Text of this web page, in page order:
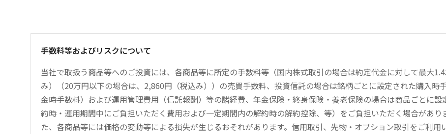
手数料等およびリスクについて
当社で取扱う商品等へのご投資には、各商品等に所定の手数料等（国内株式取引の場合は約定代金に対して最大
み）（20万円以下の場合は、2,860円（税込み））の売買手数料、投資信託の場合は銘柄ごとに設定された購入時
金時手数料）および運用管理費用（信託報酬）等の諸経費、年金保険・終身保険・養老保険の場合は商品ごとに設
約時・運用期間中にご負担いただく費用および一定期間内の解約時の解約控除、等）をご負担いただく場合があり
た、各商品等には価格の変動等による損失が生じるおそれがあります。信用取引、先物・オプション取引をご利用